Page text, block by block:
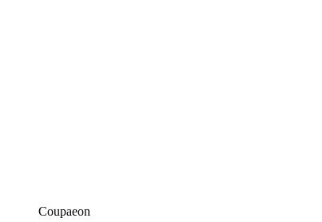
Coupaeon